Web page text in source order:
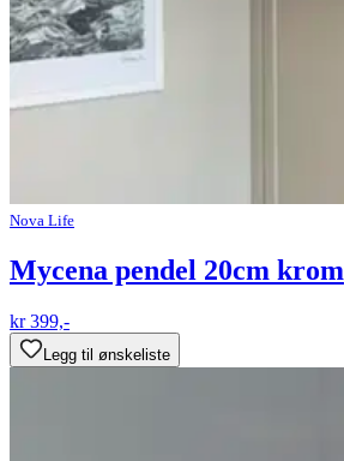
Nova Life
Mycena pendel 20cm krom
kr 399,-
Legg til ønskeliste